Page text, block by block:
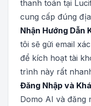
thanh toán tại
cung cấp đúng
Nhận Hướng Dẫn
tôi sẽ gửi email
để kích hoạt tài
trình này rất
Đăng Nhập và
Domo AI và đăng